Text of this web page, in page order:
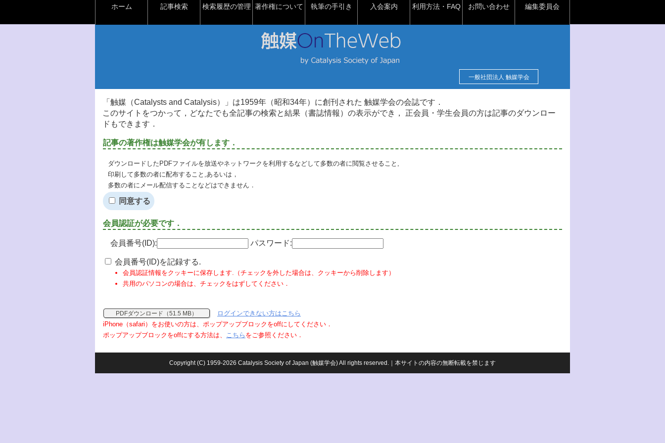
ホーム 記事検索 検索履歴の管理 著作権について 執筆の手引き 入会案内 利用方法・FAQ お問い合わせ 編集委員会
一般社団法人 触媒学会
「触媒（Catalysts and Catalysis）」は1959年（昭和34年）に創刊された 触媒学会の会誌です．
このサイトをつかって，どなたでも全記事の検索と結果（書誌情報）の表示ができ， 正会員・学生会員の方は記事のダウンロー
ドもできます．
記事の著作権は触媒学会が有します．
ダウンロードしたPDFファイルを放送やネットワークを利用するなどして多数の者に閲覧させること,
印刷して多数の者に配布すること,あるいは，
多数の者にメール配信することなどはできません．
同意する
会員認証が必要です．
会員番号(ID): パスワード:
会員番号(ID)を記録する.
会員認証情報をクッキーに保存します.（チェックを外した場合は、クッキーから削除します）
共用のパソコンの場合は、チェックをはずしてください．
PDFダウンロード（51.5 MB）
ログインできない方はこちら
iPhone（safari）をお使いの方は、ポップアップブロックをoffにしてください．
ポップアップブロックをoffにする方法は、 こちら をご参照ください．
Copyright (C) 1959-2026 Catalysis Society of Japan (触媒学会) All rights reserved.｜本サイトの内容の無断転載を禁じます